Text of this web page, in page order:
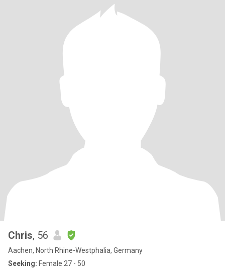
Chris, 56
Aachen, North Rhine-Westphalia, Germany
Seeking: Female 27 - 50